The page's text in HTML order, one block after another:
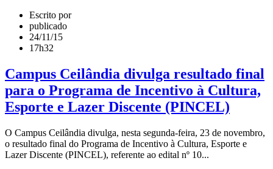
Escrito por
publicado
24/11/15
17h32
Campus Ceilândia divulga resultado final
para o Programa de Incentivo à Cultura,
Esporte e Lazer Discente (PINCEL)
O Campus Ceilândia divulga, nesta segunda-feira, 23 de novembro,
o resultado final do Programa de Incentivo à Cultura, Esporte e
Lazer Discente (PINCEL), referente ao edital nº 10...